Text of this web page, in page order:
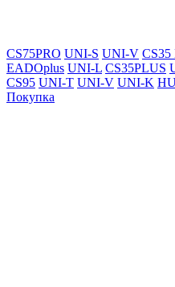
CS75PRO UNI-S UNI-V
EADOplus UNI-L CS35PLUS
CS95 UNI-T UNI-V UNI-K
Покупка